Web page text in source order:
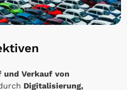
und Verkauf von
Digitalisierung,